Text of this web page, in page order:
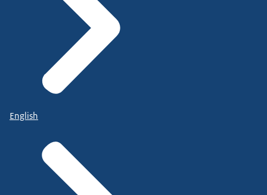
English